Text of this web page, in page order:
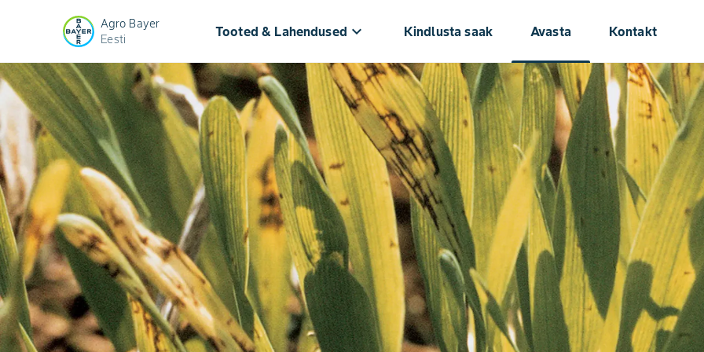
Agro Bayer
Eesti
Tooted & Lahendused keyboard_arrow_down Kindlusta saak Avasta Kontakt